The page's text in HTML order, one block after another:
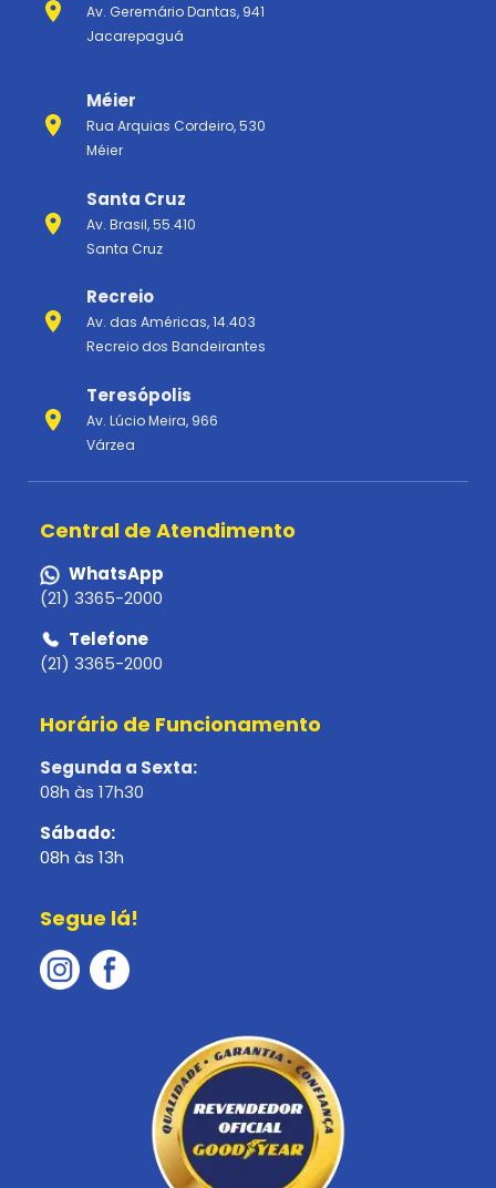
Av. Geremário Dantas, 941
Jacarepaguá
Méier
Rua Arquias Cordeiro, 530
Méier
Santa Cruz
Av. Brasil, 55.410
Santa Cruz
Recreio
Av. das Américas, 14.403
Recreio dos Bandeirantes
Teresópolis
Av. Lúcio Meira, 966
Várzea
Central de Atendimento
WhatsApp
(21) 3365-2000
Telefone
(21) 3365-2000
Horário de Funcionamento
Segunda a Sexta:
08h às 17h30
Sábado:
08h às 13h
Segue lá!